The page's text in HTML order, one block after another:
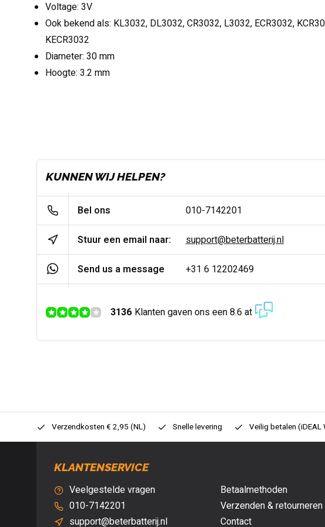
Voltage: 3V
Ook bekend als: KL3032, DL3032, CR3032, L3032, ECR3032,
KECR3032
Diameter: 30 mm
Hoogte: 3.2 mm
KUNNEN WIJ HELPEN?
Bel ons 010-7142201
Stuur een email naar: support@beterbatterij.nl
Send us a message +31 6 12202469
3136 Klanten gaven ons een 8.6 at
Verzendkosten € 2,95 (NL) Snelle levering Veilig betalen (iDEAL
KLANTENSERVICE
Veelgestelde vragen
010-7142201
support@beterbatterij.nl
Betaalmethoden
Verzenden & retourneren
Contact